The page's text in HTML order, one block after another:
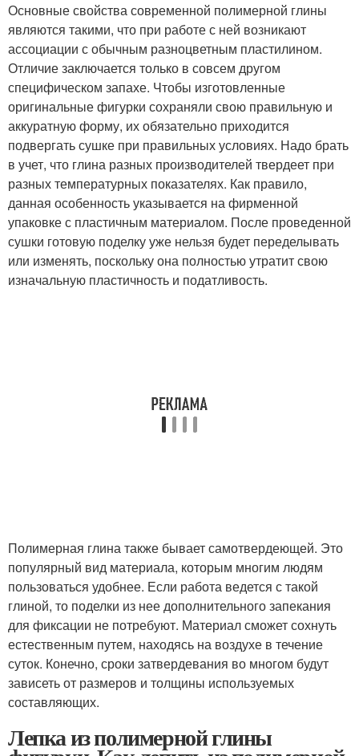
Основные свойства современной полимерной глины
являются такими, что при работе с ней возникают
ассоциации с обычным разноцветным пластилином.
Отличие заключается только в совсем другом
специфическом запахе. Чтобы изготовленные
оригинальные фигурки сохраняли свою правильную и
аккуратную форму, их обязательно приходится
подвергать сушке при правильных условиях. Надо брать
в учет, что глина разных производителей твердеет при
разных температурных показателях. Как правило,
данная особенность указывается на фирменной
упаковке с пластичным материалом. После проведенной
сушки готовую поделку уже нельзя будет переделывать
или изменять, поскольку она полностью утратит свою
изначальную пластичность и податливость.
Полимерная глина также бывает самотвердеющей. Это
популярный вид материала, которым многим людям
пользоваться удобнее. Если работа ведется с такой
глиной, то поделки из нее дополнительного запекания
для фиксации не потребуют. Материал сможет сохнуть
естественным путем, находясь на воздухе в течение
суток. Конечно, сроки затвердевания во многом будут
зависеть от размеров и толщины используемых
составляющих.
Лепка из полимерной глины